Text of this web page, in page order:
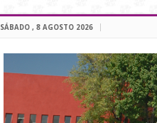
SÁBADO , 8 AGOSTO 2026